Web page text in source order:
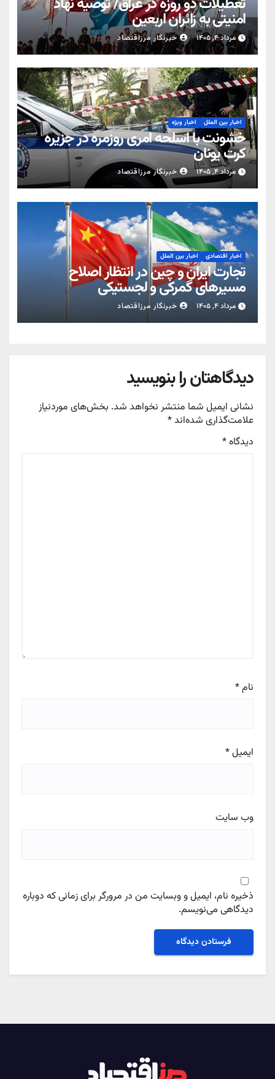
امنیتی به زائران اربعین
مرداد ۴, ۱۴۰۵ خبرنگار مرزاقتصاد
اخبار بین الملل اخبار ویژه
خشونت با اسلحه امری روزمره در جزیره
کرت یونان
مرداد ۴, ۱۴۰۵ خبرنگار مرزاقتصاد
اخبار اقتصادی اخبار بین الملل
تجارت ایران و چین در انتظار اصلاح
مسیرهای گمرکی و لجستیکی
مرداد ۴, ۱۴۰۵ خبرنگار مرزاقتصاد
دیدگاهتان را بنویسید
نشانی ایمیل شما منتشر نخواهد شد. بخش‌های موردنیاز
علامت‌گذاری شده‌اند*
دیدگاه*
نام*
ایمیل*
وب‌ سایت
ذخیره نام، ایمیل و وبسایت من در مرورگر برای زمانی که دوباره
دیدگاهی می‌نویسم.